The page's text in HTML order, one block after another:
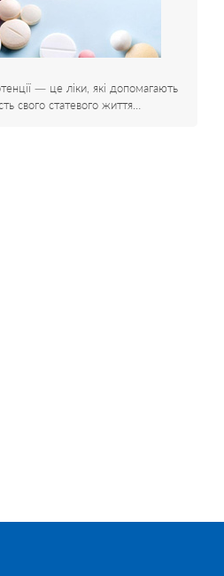
— це ліки, які допомагають
свого статевого життя…